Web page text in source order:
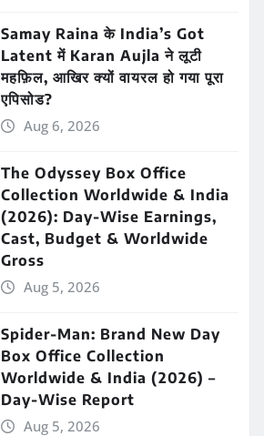
Samay Raina के India’s Got
Latent में Karan Aujla ने लूटी
महफ़िल, आखिर क्यों वायरल हो गया पूरा
एपिसोड?
Aug 6, 2026
The Odyssey Box Office
Collection Worldwide & India
(2026): Day-Wise Earnings,
Cast, Budget & Worldwide
Gross
Aug 5, 2026
Spider-Man: Brand New Day
Box Office Collection
Worldwide & India (2026) –
Day-Wise Report
Aug 5, 2026